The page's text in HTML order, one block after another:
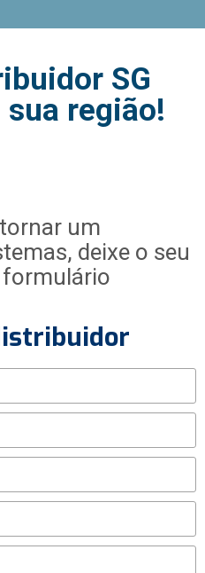
SG
região!
um
deixe o seu